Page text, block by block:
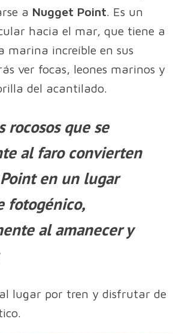
a Nugget Point. Es un
hacia el mar, que tiene a
marina increíble en sus
ver focas, leones marinos y
del acantilado.
rocosos que se
al faro convierten
en un lugar
fotogénico,
al amanecer y
lugar por tren y disfrutar de